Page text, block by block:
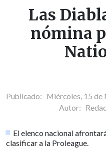
Las
nómina
Publicado: Miércoles, 15 de
Autor:
El elenco nacional
clasificar a la Proleague.